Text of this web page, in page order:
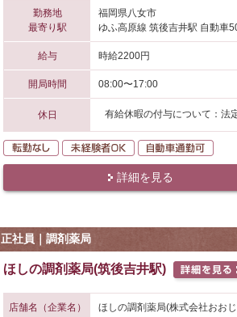
勤務地
最寄り駅
福岡県八女市
ゆふ高原線 筑後吉井駅 自動車
給与 時給2200円
開局時間 08:00〜17:00
休日 有給休暇の付与について：法
転勤なし 未経験者OK
詳細を見る
正社員｜調剤薬局
ほしの調剤薬局(筑後吉井駅)
店舗名（企業名） ほしの調剤薬局(株式会社おお